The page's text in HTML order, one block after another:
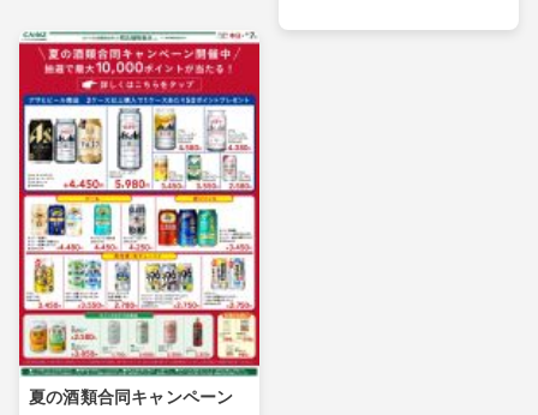
夏の酒類合同キャンペーン